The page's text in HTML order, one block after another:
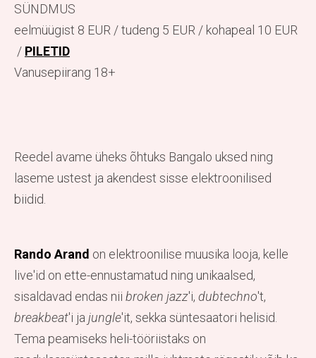
SÜNDMUS
eelmüügist 8 EUR / tudeng 5 EUR / kohapeal 10 EUR
/ PILETID
Vanusepiirang 18+
Reedel avame üheks õhtuks Bangalo uksed ning
laseme ustest ja akendest sisse elektroonilised
biidid.
Rando Arand on elektroonilise muusika looja, kelle
live'id on ette-ennustamatud ning unikaalsed,
sisaldavad endas nii broken jazz'i, dubtechno't,
breakbeat'i ja jungle'it, sekka süntesaatori helisid.
Tema peamiseks heli-tööriistaks on